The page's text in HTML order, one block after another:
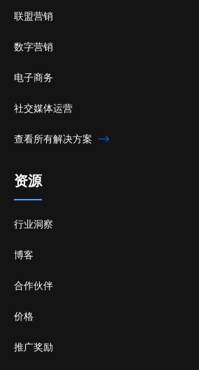
联盟营销
数字营销
电子商务
社交媒体运营
查看所有解决方案
资源
行业洞察
博客
合作伙伴
价格
推广奖励